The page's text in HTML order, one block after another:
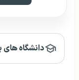
دانشگاه های